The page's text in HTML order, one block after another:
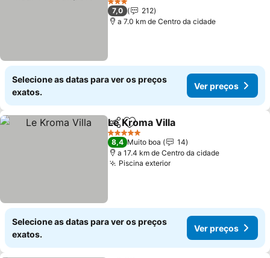
3 Estrelas
7,0
212
a 7.0 km de Centro da cidade
Selecione as datas para ver os preços
exatos.
Ver preços
PartilharAdicionar aos favoritos
Le Kroma Villa
5 Estrelas
8,4 Muito boa
14
a 17.4 km de Centro da cidade
Piscina exterior
Selecione as datas para ver os preços
exatos.
Ver preços